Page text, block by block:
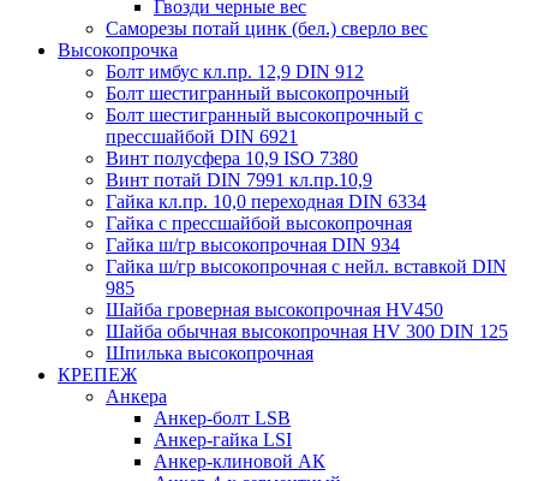
Гвозди черные вес
Саморезы потай цинк (бел.) сверло вес
Высокопрочка
Болт имбус кл.пр. 12,9 DIN 912
Болт шестигранный высокопрочный
Болт шестигранный высокопрочный с
прессшайбой DIN 6921
Винт полусфера 10,9 ISO 7380
Винт потай DIN 7991 кл.пр.10,9
Гайка кл.пр. 10,0 переходная DIN 6334
Гайка с прессшайбой высокопрочная
Гайка ш/гр высокопрочная DIN 934
Гайка ш/гр высокопрочная с нейл. вставкой DIN
985
Шайба гроверная высокопрочная HV450
Шайба обычная высокопрочная HV 300 DIN 125
Шпилька высокопрочная
КРЕПЕЖ
Анкера
Анкер-болт LSB
Анкер-гайка LSI
Анкер-клиновой АК